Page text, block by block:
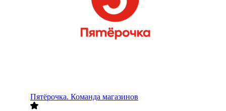
Пятёрочка. Команда магазинов